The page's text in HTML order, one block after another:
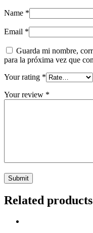
Name *
Email *
Guarda mi nombre,
para la próxima vez que
Your rating *
Your review *
Related products